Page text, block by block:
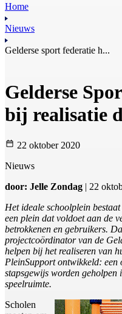
Home
Nieuws
Gelderse sport federatie h...
Gelderse
bij realisatie
22 oktober 2020
Nieuws
door: Jelle Zondag | 22
Het ideale schoolplein
een plein dat voldoet aan de
betrokkenen en gebruikers.
projectcoördinator van de
helpen bij het realiseren van
PleinSupport ontwikkeld:
stapsgewijs worden geholpen
speelruimte.
Scholen